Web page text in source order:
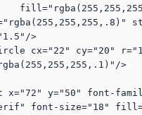
>
>
font-size="18"